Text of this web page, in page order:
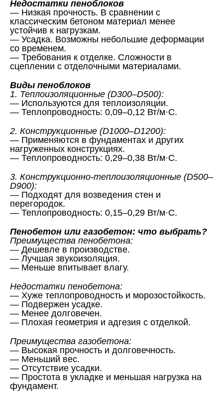
Недостатки пеноблоков
— Низкая прочность. В сравнении с
классическим бетоном материал менее
устойчив к нагрузкам.
— Усадка. Возможны небольшие деформации
со временем.
— Требования к отделке. Сложности в
сцеплении с отделочными материалами.
Виды пеноблоков
1. Теплоизоляционные (D300–D500):
— Используются для теплоизоляции.
— Теплопроводность: 0,09–0,12 Вт/м·С.
2. Конструкционные (D1000–D1200):
— Применяются в фундаментах и других
нагруженных конструкциях.
— Теплопроводность: 0,29–0,38 Вт/м·С.
3. Конструкционно-теплоизоляционные (D500–
D900):
— Подходят для возведения стен и
перегородок.
— Теплопроводность: 0,15–0,29 Вт/м·С.
Пенобетон или газобетон: что выбрать?
Преимущества пенобетона:
— Дешевле в производстве.
— Лучшая звукоизоляция.
— Меньше впитывает влагу.
Недостатки пенобетона:
— Хуже теплопроводность и морозостойкость.
— Подвержен усадке.
— Менее долговечен.
— Плохая геометрия и адгезия с отделкой.
Преимущества газобетона:
— Высокая прочность и долговечность.
— Меньший вес.
— Отсутствие усадки.
— Простота в укладке и меньшая нагрузка на
фундамент.